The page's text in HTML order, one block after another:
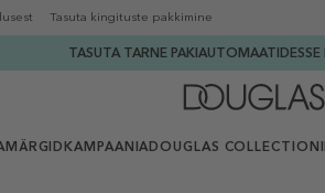
Tasuta kingituste pakkimine
TASUTA TARNE
KAMPAANIADOUGLAS COLLECTION